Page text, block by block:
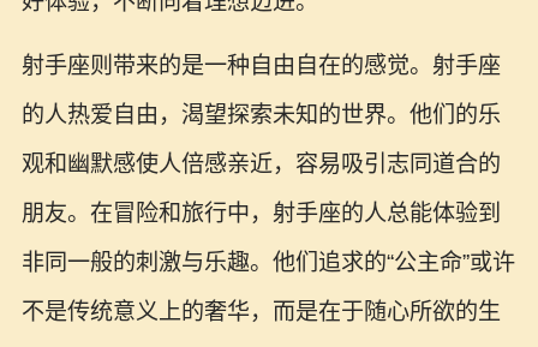
射手座则带来的是一种自由自在的感觉。射手座
的人热爱自由，渴望探索未知的世界。他们的乐
观和幽默感使人倍感亲近，容易吸引志同道合的
朋友。在冒险和旅行中，射手座的人总能体验到
非同一般的刺激与乐趣。他们追求的“公主命”或许
不是传统意义上的奢华，而是在于随心所欲的生